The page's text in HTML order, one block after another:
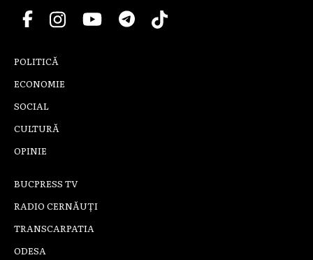
POLITICĂ
ECONOMIE
SOCIAL
CULTURĂ
OPINIE
BUCPRESS TV
RADIO CERNĂUȚI
TRANSCARPATIA
ODESA